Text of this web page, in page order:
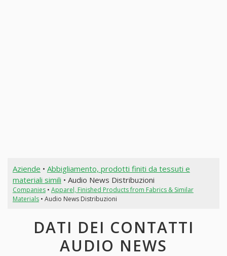
Aziende • Abbigliamento, prodotti finiti da tessuti e
materiali simili • Audio News Distribuzioni
Companies• Apparel, Finished Products from Fabrics & Similar
Materials• Audio News Distribuzioni
DATI DEI CONTATTI
AUDIO NEWS